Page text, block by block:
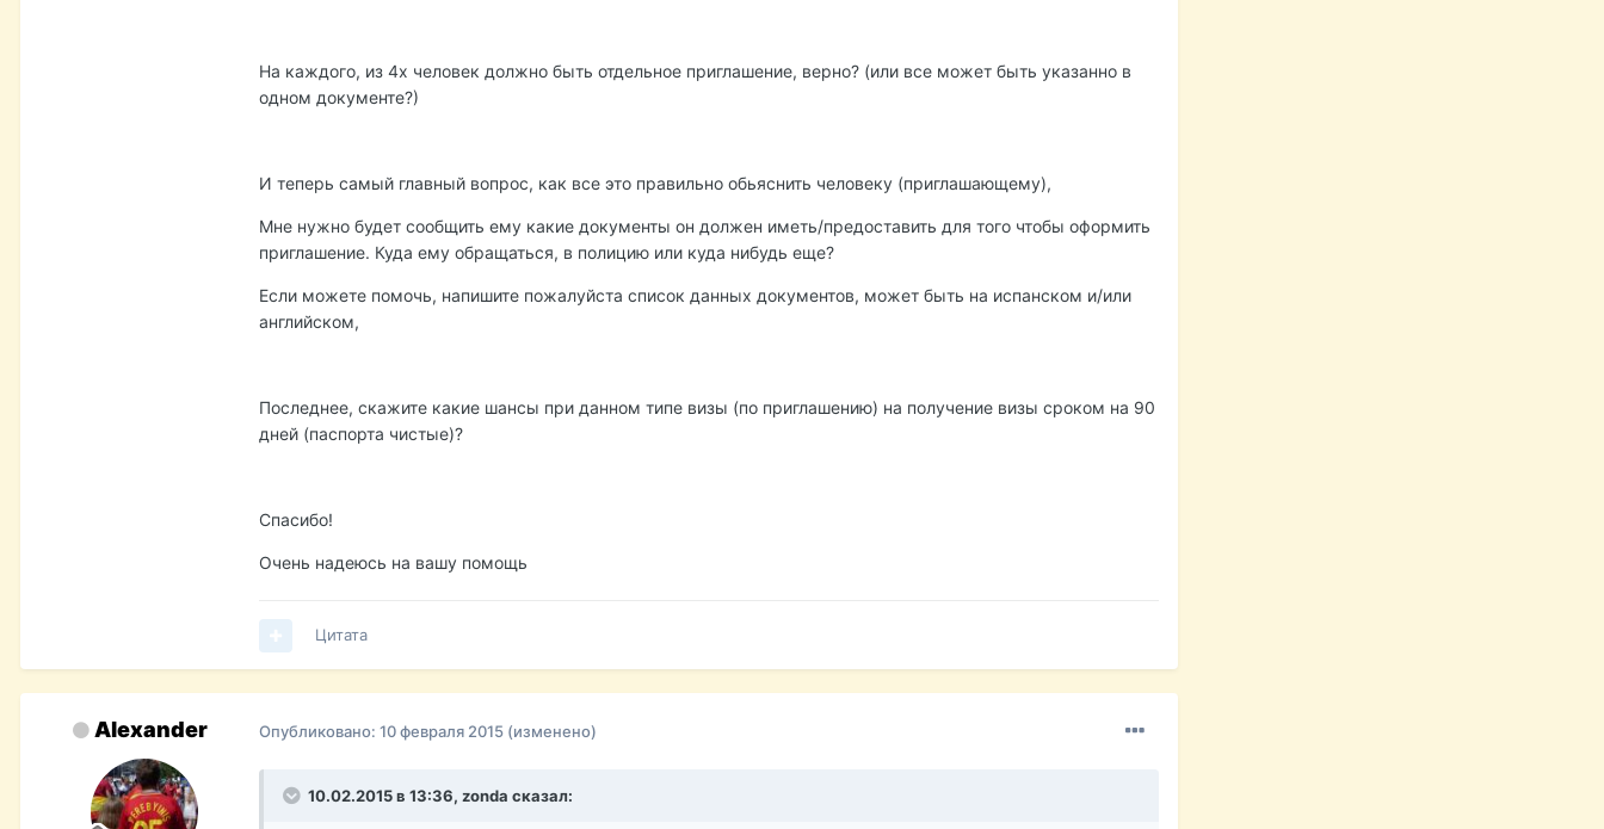
На каждого, из 4х человек должно быть отдельное приглашение, верно? (или все может быть указанно в
одном документе?)
И теперь самый главный вопрос, как все это правильно обьяснить человеку (приглашающему),
Мне нужно будет сообщить ему какие документы он должен иметь/предоставить для того чтобы оформить
приглашение. Куда ему обращаться, в полицию или куда нибудь еще?
Если можете помочь, напишите пожалуйста список данных документов, может быть на испанском и/или
английском,
Последнее, скажите какие шансы при данном типе визы (по приглашению) на получение визы сроком на 90
дней (паспорта чистые)?
Спасибо!
Очень надеюсь на вашу помощь
Цитата
Alexander Опубликовано: 10 февраля 2015 (изменено)
10.02.2015 в 13:36, zonda сказал: